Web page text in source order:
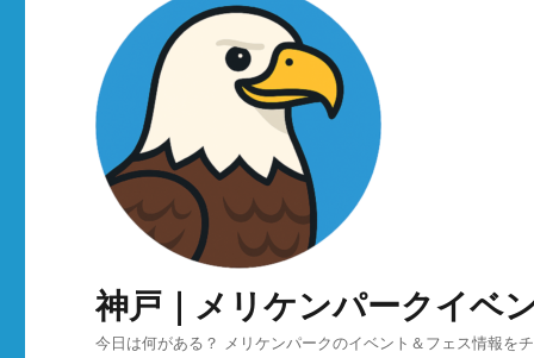
神戸｜メリケンパークイベ
今日は何がある？ メリケンパークのイベント＆フェス情報をチ